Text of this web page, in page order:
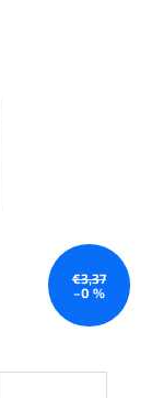
€3,37
–0 %